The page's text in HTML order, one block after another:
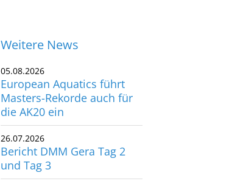
Weitere News
05.08.2026
European Aquatics führt
Masters-Rekorde auch für
die AK20 ein
26.07.2026
Bericht DMM Gera Tag 2
und Tag 3